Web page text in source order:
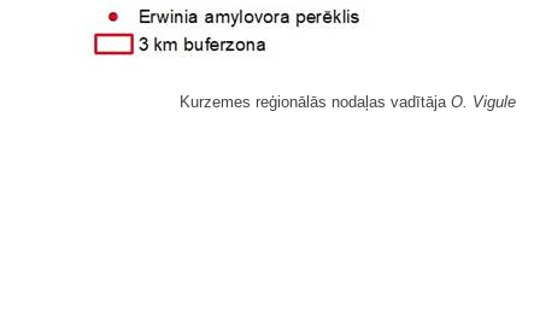
Kurzemes reģionālās nodaļas vadītāja O. Vigule